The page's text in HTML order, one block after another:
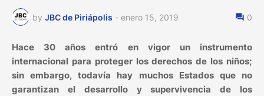
by JBC de Piriápolis - enero 15, 2019 0
Hace 30 años entró en vigor un instrumento
internacional para proteger los derechos de los niños;
sin embargo, todavía hay muchos Estados que no
garantizan el desarrollo y supervivencia de los